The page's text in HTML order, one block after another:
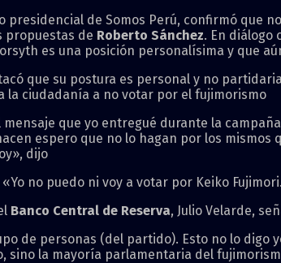
presidencial de Somos Perú, confirmó que
propuestas de Roberto Sánchez. En diálogo
es una posición personalísima y que
que su postura es personal y no
la ciudadanía a no votar por el fujimorismo
que yo entregué durante la
espero que no lo hagan por los mismos
dijo
no puedo ni voy a votar por Keiko
Banco Central de Reserva, Julio Velarde,
de personas (del partido). Esto no lo
sino la mayoría parlamentaria del